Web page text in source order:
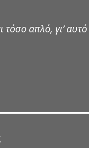
απλό, γι’ αυτό